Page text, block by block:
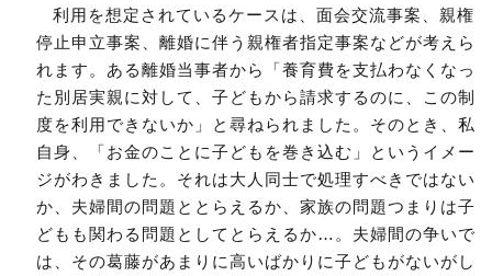
利用を想定されているケースは、面会交流事案、親権
停止申立事案、離婚に伴う親権者指定事案などが考えら
れます。ある離婚当事者から「養育費を支払わなくなっ
た別居実親に対して、子どもから請求するのに、この制
度を利用できないか」と尋ねられました。そのとき、私
自身、「お金のことに子どもを巻き込む」というイメー
ジがわきました。それは大人同士で処理すべきではない
か、夫婦間の問題ととらえるか、家族の問題つまりは子
どもも関わる問題としてとらえるか…。夫婦間の争いで
は、その葛藤があまりに高いばかりに子どもがないがし